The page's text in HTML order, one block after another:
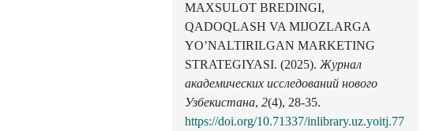
MAXSULOT BREDINGI,
QADOQLASH VA MIJOZLARGA
YO’NALTIRILGAN MARKETING
STRATEGIYASI. (2025).Журнал
академических исследований нового
Узбекистана, 2(4), 28-35.
https://doi.org/10.71337/inlibrary.uz.yoitj.77